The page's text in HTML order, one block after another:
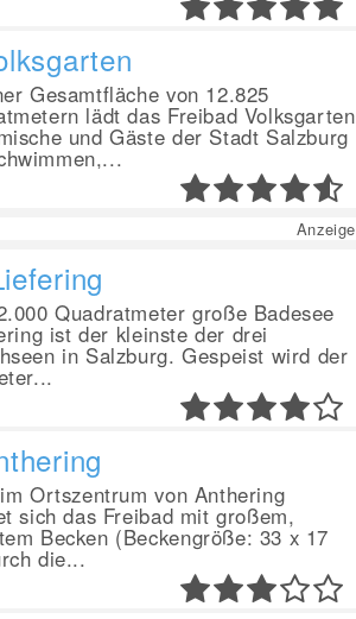
Gesamtfläche von 12.825
lädt das Freibad Volksgarten
und Gäste der Stadt Salzburg
Anzeige
Quadratmeter große Badesee
ist der kleinste der drei
in Salzburg. Gespeist wird der
Ortszentrum von Anthering
sich das Freibad mit großem,
Becken (Beckengröße: 33 x 17
die...